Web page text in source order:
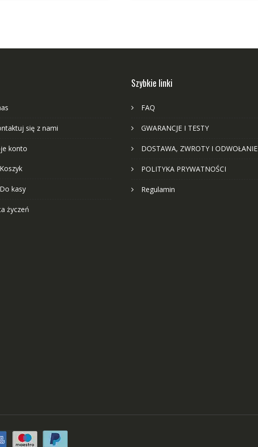
się z nami
konto
Koszyk
Do kasy
życzeń
Szybkie linki
FAQ
GWARANCJE I TESTY
DOSTAWA, ZWROTY I ODWOŁANIE
POLITYKA PRYWATNOŚCI
Regulamin